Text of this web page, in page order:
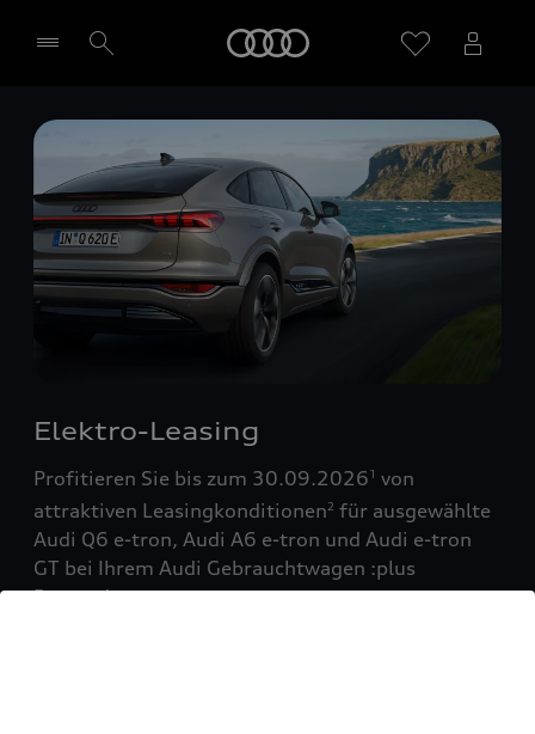
Händler wählen
Elektro-Leasing
Profitieren Sie bis zum 30.09.20261 von
attraktiven Leasingkonditionen2 für ausgewählte
Audi Q6 e-tron, Audi A6 e-tron und Audi e-tron
GT bei Ihrem Audi Gebrauchtwagen :plus
Partner!